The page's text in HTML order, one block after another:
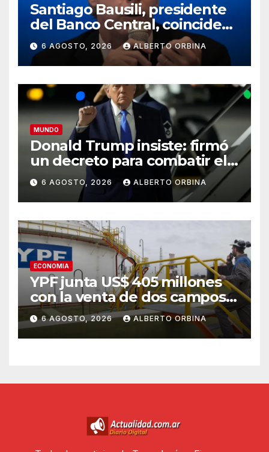
Santiago Bausili, presidente
del Banco Central, coincide
con Luis Caputo y descarta
un rescate a los morosos:
“Seguimos viendo esto como
una conversación entre
privados”
6 AGOSTO, 2026 ALBERTO ORBINA
MUNDO
Donald Trump insiste: firmó
un decreto para combatir el
“turismo” de ciudadanía por
nacimiento
6 AGOSTO, 2026 ALBERTO ORBINA
ECONOMIA
YPF junta US$ 405 millones
con la venta de dos campos
maduros en Mendoza
6 AGOSTO, 2026 ALBERTO ORBINA